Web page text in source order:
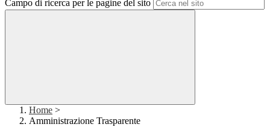
Campo di ricerca per le pagine del sito
Home >
Amministrazione Trasparente